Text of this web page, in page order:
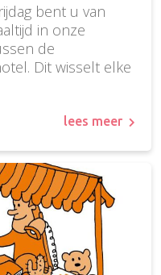
bent u van
in onze
de
Dit wisselt elke
lees meer